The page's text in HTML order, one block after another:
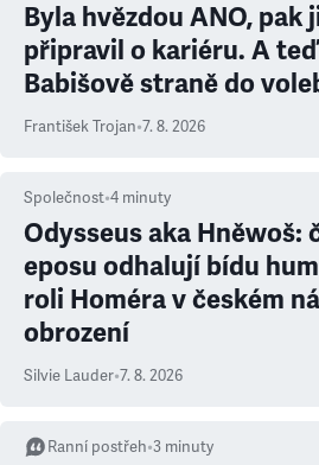
Byla hvězdou ANO, pak
připravil o kariéru. A
Babišově straně do
František Trojan•7. 8. 2026
Společnost•4 minuty
Odysseus aka Hněwoš:
eposu odhalují bídu
roli Homéra v českém
obrození
Silvie Lauder•7. 8. 2026
Ranní postřeh•3 minuty